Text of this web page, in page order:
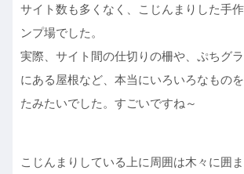
サイト数も多くなく、こじんまりした手
ンプ場でした。
実際、サイト間の仕切りの柵や、ぷちグ
にある屋根など、本当にいろいろなもの
たみたいでした。すごいですね～
こじんまりしている上に周囲は木々に囲ま